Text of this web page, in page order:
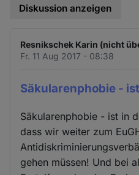
Diskussion anzeigen
Resnikschek Karin (nicht
Fr. 11 Aug 2017 - 08:38
Säkularenphobie -
Säkularenphobie - ist in
dass wir weiter zum
gehen müssen! Und bei